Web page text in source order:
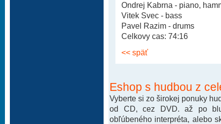
Ondrej Kabrna - piano,
Vitek Svec - bass
Pavel Razim - drums
Celkovy cas: 74:16
<< späť
Eshop s hudbou z
Vyberte si zo širokej ponuky
od CD, cez DVD. až po
obľúbeného interpréta, alebo